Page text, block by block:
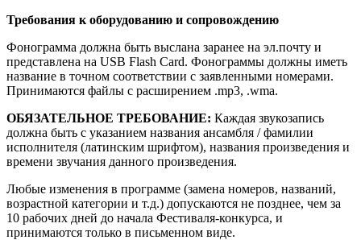
Требования к оборудованию и сопровождению
Фонограмма должна быть выслана заранее на эл.почту и
представлена на USB Flash Card. Фонограммы должны иметь
название в точном соответствии с заявленными номерами.
Принимаются файлы с расширением .mp3, .wma.
ОБЯЗАТЕЛЬНОЕ ТРЕБОВАНИЕ: Каждая звукозапись
должна быть с указанием названия ансамбля / фамилии
исполнителя (латинским шрифтом), названия произведения и
времени звучания данного произведения.
Любые изменения в программе (замена номеров, названий,
возрастной категории и т.д.) допускаются не позднее, чем за
10 рабочих дней до начала Фестиваля-конкурса, и
принимаются только в письменном виде.